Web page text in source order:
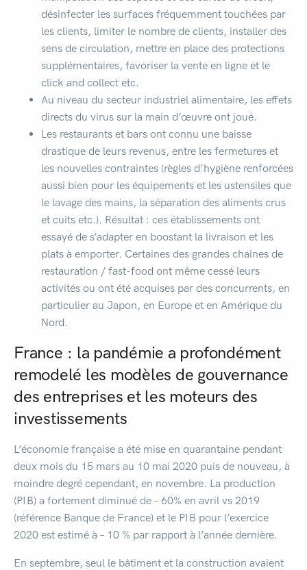
désinfecter les surfaces fréquemment touchées par
les clients, limiter le nombre de clients, installer des
sens de circulation, mettre en place des protections
supplémentaires, favoriser la vente en ligne et le
click and collect etc.
Au niveau du secteur industriel alimentaire, les effets
directs du virus sur la main d’œuvre ont joué.
Les restaurants et bars ont connu une baisse
drastique de leurs revenus, entre les fermetures et
les nouvelles contraintes (règles d’hygiène renforcées
aussi bien pour les équipements et les ustensiles que
le lavage des mains, la séparation des aliments crus
et cuits etc.). Résultat : ces établissements ont
essayé de s’adapter en boostant la livraison et les
plats à emporter. Certaines des grandes chaînes de
restauration / fast-food ont même cessé leurs
activités ou ont été acquises par des concurrents, en
particulier au Japon, en Europe et en Amérique du
Nord.
France : la pandémie a profondément
remodelé les modèles de gouvernance
des entreprises et les moteurs des
investissements
L’économie française a été mise en quarantaine pendant
deux mois du 15 mars au 10 mai 2020 puis de nouveau, à
moindre degré cependant, en novembre. La production
(PIB) a fortement diminué de – 60% en avril vs 2019
(référence Banque de France) et le PIB pour l’exercice
2020 est estimé à – 10 % par rapport à l’année dernière.
En septembre, seul le bâtiment et la construction avaient